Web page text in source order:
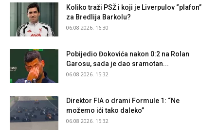
Koliko traži PSŽ i koji je Liverpulov “plafon”
za Bredlija Barkolu?
06.08.2026. 16:30
Pobijedio Đokovića nakon 0:2 na Rolan
Garosu, sada je dao sramotan...
06.08.2026. 15:32
Direktor FIA o drami Formule 1: “Ne
možemo ići tako daleko”
06.08.2026. 15:32